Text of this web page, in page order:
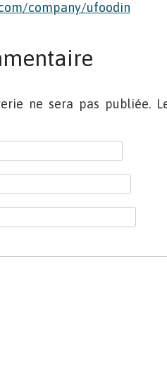
company/ufoodin
ne sera pas publiée.